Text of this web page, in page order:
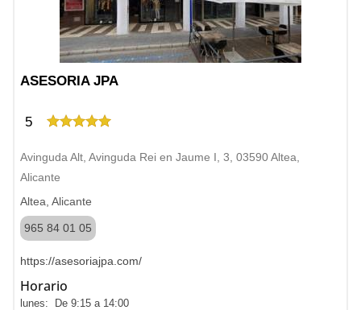
ASESORIA JPA
5
Avinguda Alt, Avinguda Rei en Jaume I, 3, 03590 Altea,
Alicante
Altea, Alicante
965 84 01 05
https://asesoriajpa.com/
Horario
lunes: De 9:15 a 14:00